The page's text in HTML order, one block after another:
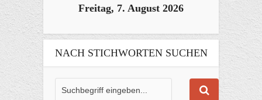
Freitag, 7. August 2026
NACH STICHWORTEN SUCHEN